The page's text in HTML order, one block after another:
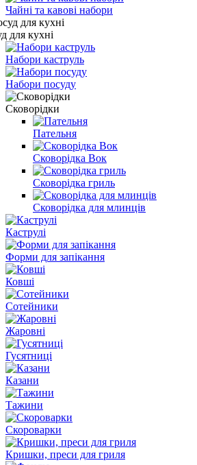
Чайні та кавові набори
для кухні
Набори каструль
Набори посуду
Сковорідки
Пательня
Сковорідка Вок
Сковорідка гриль
Сковорідка для млинців
Каструлі
Форми для запікання
Ковші
Сотейники
Жаровні
Гусятниці
Казани
Тажини
Скороварки
Кришки, преси для гриля